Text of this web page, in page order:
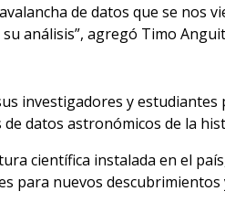
de datos que se nos
análisis”, agregó Timo
investigadores y
datos astronómicos de la
científica instalada en el
para nuevos